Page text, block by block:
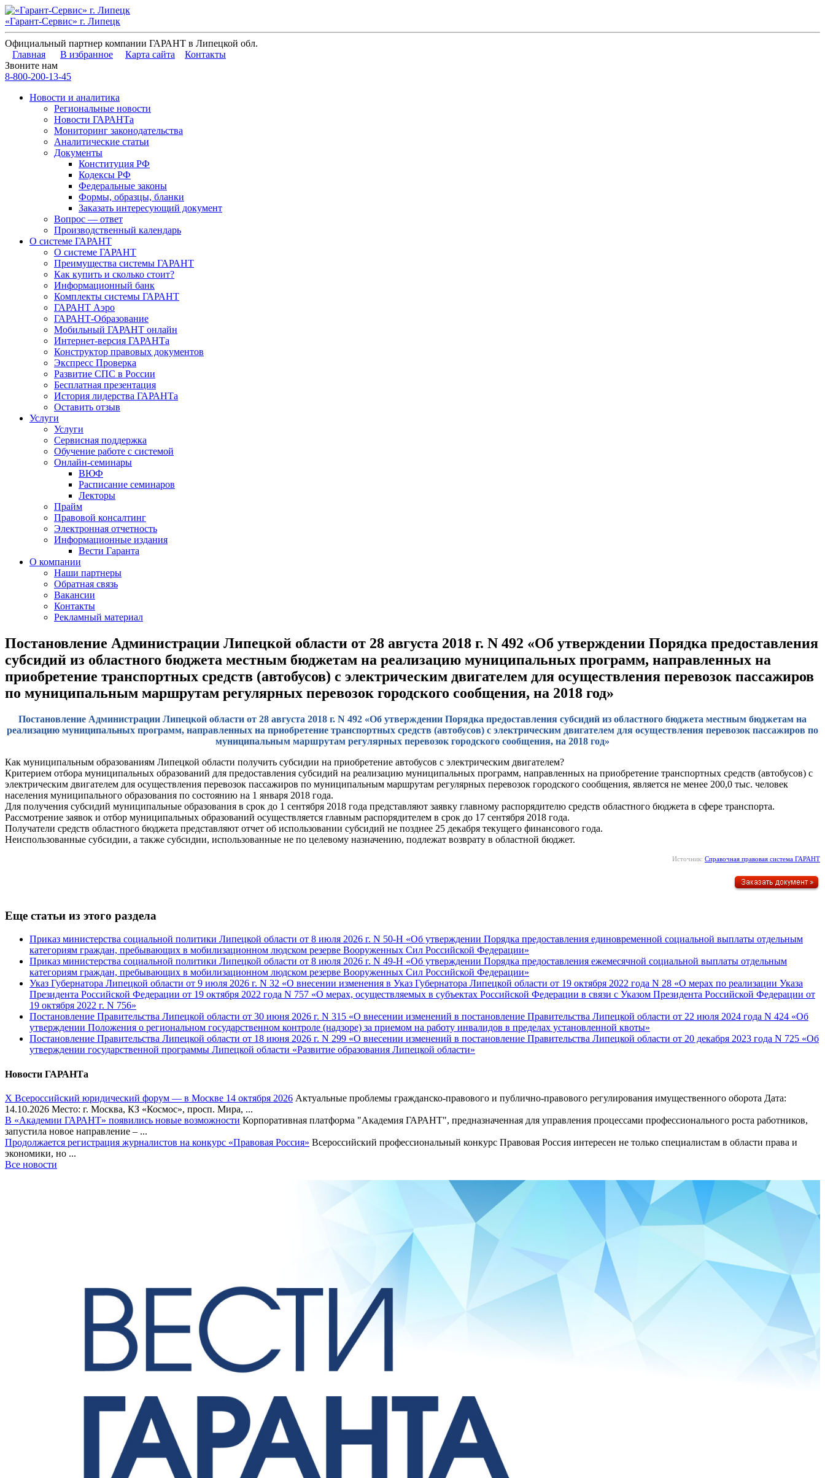
«Гарант-Сервис» г. Липецк
Официальный партнер компании ГАРАНТ в Липецкой обл.
Главная
В избранное Карта сайта
Контакты
Звоните нам
8-800-200-13-45
Новости и аналитика
Региональные новости
Новости ГАРАНТа
Мониторинг законодательства
Аналитические статьи
Документы
Конституция РФ
Кодексы РФ
Федеральные законы
Формы, образцы, бланки
Заказать интересующий документ
Вопрос — ответ
Производственный календарь
О системе ГАРАНТ
О системе ГАРАНТ
Преимущества системы ГАРАНТ
Как купить и сколько стоит?
Информационный банк
Комплекты системы ГАРАНТ
ГАРАНТ Аэро
ГАРАНТ-Образование
Мобильный ГАРАНТ онлайн
Интернет-версия ГАРАНТа
Конструктор правовых документов
Экспресс Проверка
Развитие СПС в России
Бесплатная презентация
История лидерства ГАРАНТа
Оставить отзыв
Услуги
Услуги
Сервисная поддержка
Обучение работе с системой
Онлайн-семинары
ВЮФ
Расписание семинаров
Лекторы
Прайм
Правовой консалтинг
Электронная отчетность
Информационные издания
Вести Гаранта
О компании
Наши партнеры
Обратная связь
Вакансии
Контакты
Рекламный материал
Постановление Администрации Липецкой области от 28 августа 2018 г. N 492 «Об утверждении Порядка предоставления
субсидий из областного бюджета местным бюджетам на реализацию муниципальных программ, направленных на
приобретение транспортных средств (автобусов) с электрическим двигателем для осуществления перевозок пассажиров
по муниципальным маршрутам регулярных перевозок городского сообщения, на 2018 год»
Постановление Администрации Липецкой области от 28 августа 2018 г. N 492 «Об утверждении Порядка предоставления субсидий из областного бюджета местным бюджетам на
реализацию муниципальных программ, направленных на приобретение транспортных средств (автобусов) с электрическим двигателем для осуществления перевозок пассажиров по
муниципальным маршрутам регулярных перевозок городского сообщения, на 2018 год»
Как муниципальным образованиям Липецкой области получить субсидии на приобретение автобусов с электрическим двигателем?
Критерием отбора муниципальных образований для предоставления субсидий на реализацию муниципальных программ, направленных на приобретение транспортных средств (автобусов) с
электрическим двигателем для осуществления перевозок пассажиров по муниципальным маршрутам регулярных перевозок городского сообщения, является не менее 200,0 тыс. человек
населения муниципального образования по состоянию на 1 января 2018 года.
Для получения субсидий муниципальные образования в срок до 1 сентября 2018 года представляют заявку главному распорядителю средств областного бюджета в сфере транспорта.
Рассмотрение заявок и отбор муниципальных образований осуществляется главным распорядителем в срок до 17 сентября 2018 года.
Получатели средств областного бюджета представляют отчет об использовании субсидий не позднее 25 декабря текущего финансового года.
Неиспользованные субсидии, а также субсидии, использованные не по целевому назначению, подлежат возврату в областной бюджет.
Источник: Справочная правовая система ГАРАНТ
Еще статьи из этого раздела
Приказ министерства социальной политики Липецкой области от 8 июля 2026 г. N 50-Н «Об утверждении Порядка предоставления единовременной социальной выплаты отдельным
категориям граждан, пребывающих в мобилизационном людском резерве Вооруженных Сил Российской Федерации»
Приказ министерства социальной политики Липецкой области от 8 июля 2026 г. N 49-Н «Об утверждении Порядка предоставления ежемесячной социальной выплаты отдельным
категориям граждан, пребывающих в мобилизационном людском резерве Вооруженных Сил Российской Федерации»
Указ Губернатора Липецкой области от 9 июля 2026 г. N 32 «О внесении изменения в Указ Губернатора Липецкой области от 19 октября 2022 года N 28 «О мерах по реализации Указа
Президента Российской Федерации от 19 октября 2022 года N 757 «О мерах, осуществляемых в субъектах Российской Федерации в связи с Указом Президента Российской Федерации от
19 октября 2022 г. N 756»
Постановление Правительства Липецкой области от 30 июня 2026 г. N 315 «О внесении изменений в постановление Правительства Липецкой области от 22 июля 2024 года N 424 «Об
утверждении Положения о региональном государственном контроле (надзоре) за приемом на работу инвалидов в пределах установленной квоты»
Постановление Правительства Липецкой области от 18 июня 2026 г. N 299 «О внесении изменений в постановление Правительства Липецкой области от 20 декабря 2023 года N 725 «Об
утверждении государственной программы Липецкой области «Развитие образования Липецкой области»
Новости ГАРАНТа
Х Всероссийский юридический форум — в Москве 14 октября 2026 Актуальные проблемы гражданско-правового и публично-правового регулирования имущественного оборота Дата:
14.10.2026 Место: г. Москва, КЗ «Космос», просп. Мира, ...
В «Академии ГАРАНТ» появились новые возможности Корпоративная платформа "Академия ГАРАНТ", предназначенная для управления процессами профессионального роста работников,
запустила новое направление – ...
Продолжается регистрация журналистов на конкурс «Правовая Россия» Всероссийский профессиональный конкурс Правовая Россия интересен не только специалистам в области права и
экономики, но ...
Все новости